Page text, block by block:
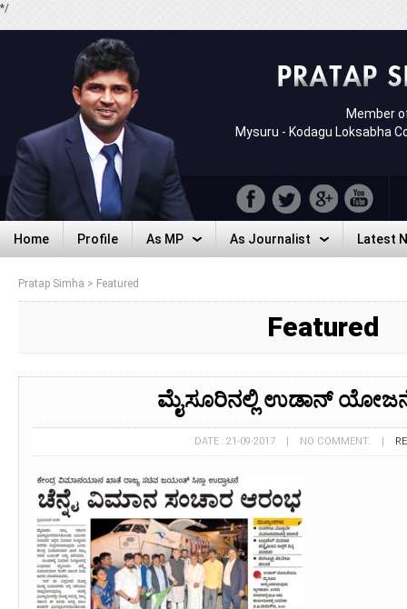
*/
Member
Mysuru - Kodagu Loksabha
Home
Home
Profile
Profile
As MP
As MP
As Journalist
As Journalist
Latest
Latest
Pratap Simha > Featured
Featured
ಮೈಸೂರಿನಲ್ಲಿ ಉಡಾನ್
DATE : 21-09-2017 | NO COMMENT. |